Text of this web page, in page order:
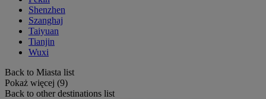
Shenzhen
Szanghaj
Taiyuan
Tianjin
Wuxi
Back to Miasta list
Pokaż więcej (9)
Back to other destinations list